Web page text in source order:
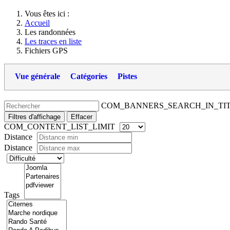
Vous êtes ici :
Accueil
Les randonnées
Les traces en liste
Fichiers GPS
Vue générale Catégories Pistes
Filtres d'affichage Effacer
COM_CONTENT_LIST_LIMIT
Distance
Distance
Tags